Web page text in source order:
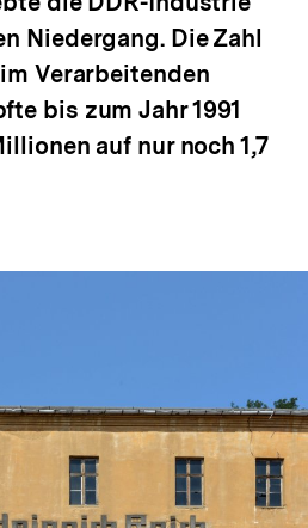
Niedergang. Die Zahl
Verarbeitenden
bis zum Jahr 1991
auf nur noch 1,7